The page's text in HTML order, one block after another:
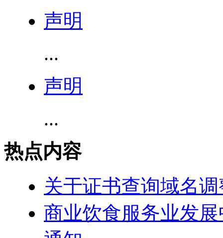
声明
...
声明
...
热点内容
关于证书查询域名
商业饮食服务业发